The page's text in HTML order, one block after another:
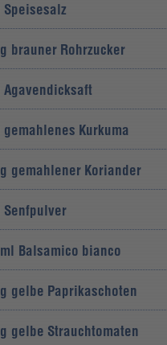
Speisesalz
g brauner Rohrzucker
Agavendicksaft
gemahlenes Kurkuma
g gemahlener Koriander
Senfpulver
ml Balsamico bianco
g gelbe Paprikaschoten
g gelbe Strauchtomaten